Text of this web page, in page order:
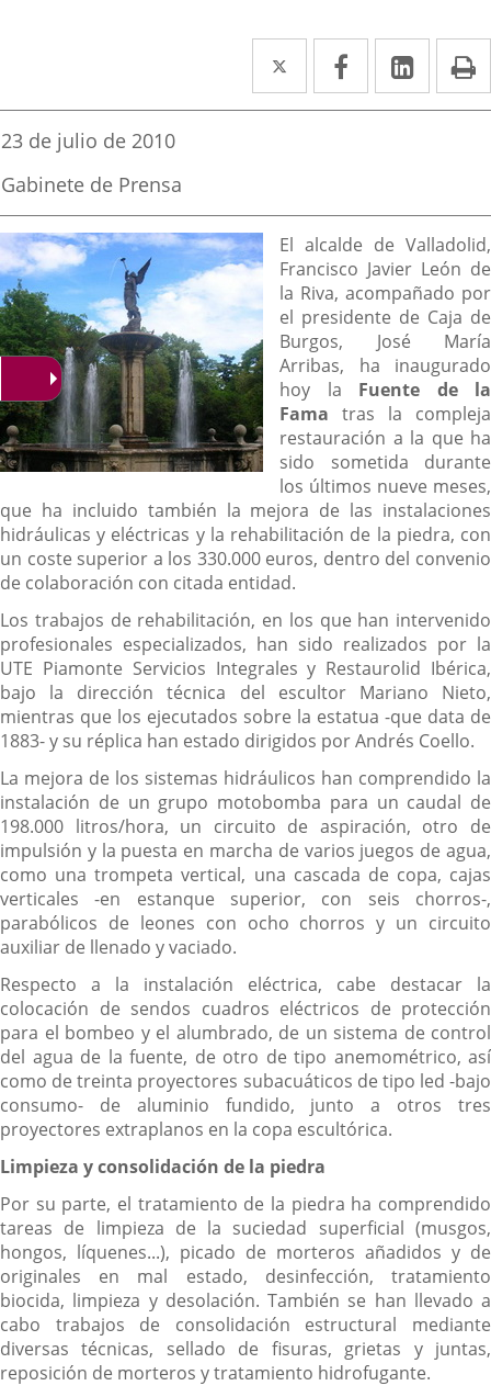
Twitter
Enlace
a
externa.
Facebook
Enlace
a
externa.
Enlace
a
Fecha
la
noticia
23 de julio de 2010
Fuente
la
noticia
Gabinete de Prensa
Descripción
El alcalde de Valladolid,
Francisco Javier León de
la Riva, acompañado por
el presidente de Caja de
Burgos, José María
Arribas, ha inaugurado
hoy la Fuente de la
Fama tras la compleja
restauración a la que ha
sido sometida durante
los últimos nueve meses,
que ha incluido también la mejora de las instalaciones
hidráulicas y eléctricas y la rehabilitación de la piedra, con
un coste superior a los 330.000 euros, dentro del convenio
de colaboración con citada entidad.
Los trabajos de rehabilitación, en los que han intervenido
profesionales especializados, han sido realizados por la
UTE Piamonte Servicios Integrales y Restaurolid Ibérica,
bajo la dirección técnica del escultor Mariano Nieto,
mientras que los ejecutados sobre la estatua -que data de
1883- y su réplica han estado dirigidos por Andrés Coello.
La mejora de los sistemas hidráulicos han comprendido la
instalación de un grupo motobomba para un caudal de
198.000 litros/hora, un circuito de aspiración, otro de
impulsión y la puesta en marcha de varios juegos de agua,
como una trompeta vertical, una cascada de copa, cajas
verticales -en estanque superior, con seis chorros-,
parabólicos de leones con ocho chorros y un circuito
auxiliar de llenado y vaciado.
Respecto a la instalación eléctrica, cabe destacar la
colocación de sendos cuadros eléctricos de protección
para el bombeo y el alumbrado, de un sistema de control
del agua de la fuente, de otro de tipo anemométrico, así
como de treinta proyectores subacuáticos de tipo led -bajo
consumo- de aluminio fundido, junto a otros tres
proyectores extraplanos en la copa escultórica.
Limpieza y consolidación de la piedra
Por su parte, el tratamiento de la piedra ha comprendido
tareas de limpieza de la suciedad superficial (musgos,
hongos, líquenes...), picado de morteros añadidos y de
originales en mal estado, desinfección, tratamiento
biocida, limpieza y desolación. También se han llevado a
cabo trabajos de consolidación estructural mediante
diversas técnicas, sellado de fisuras, grietas y juntas,
reposición de morteros y tratamiento hidrofugante.